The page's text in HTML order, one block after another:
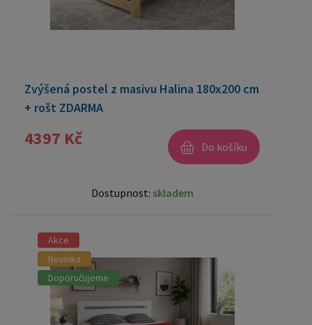
Zvýšená postel z masivu Halina 180x200 cm
+ rošt ZDARMA
4397 Kč Do košíku
Dostupnost: skladem
Akce
Novinka
Doporučujeme